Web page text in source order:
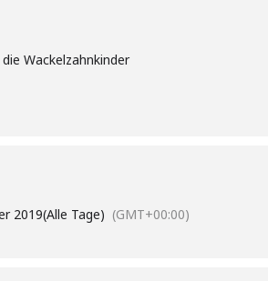
Wackelzahnkinder
2019(Alle Tage) (GMT+00:00)